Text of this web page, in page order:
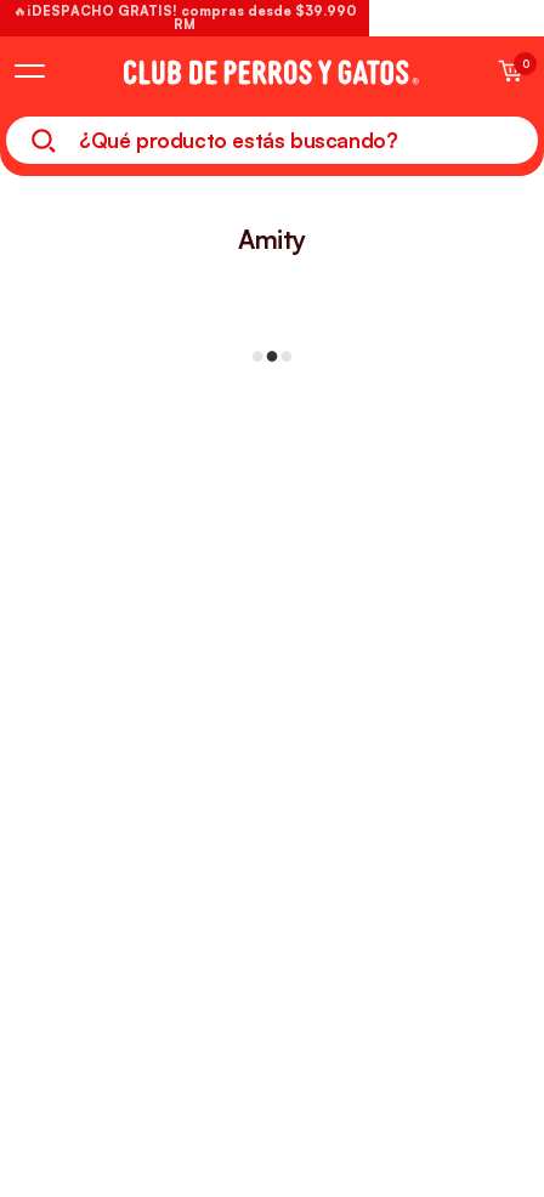
0
Amity
🔥¡DESPACHO GRATIS! compras desde $39.990
RM